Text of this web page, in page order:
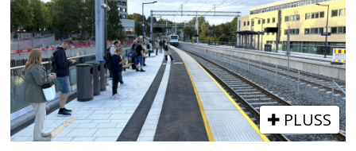
PLUSS